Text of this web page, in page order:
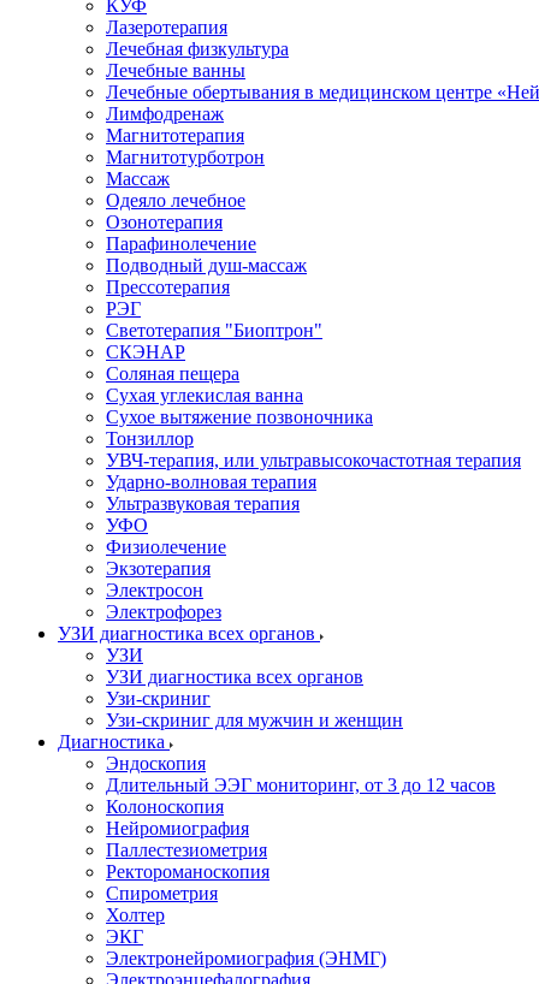
КУФ
Лазеротерапия
Лечебная физкультура
Лечебные ванны
Лечебные обертывания в медицинском центре
Лимфодренаж
Магнитотерапия
Магнитотурботрон
Массаж
Одеяло лечебное
Озонотерапия
Парафинолечение
Подводный душ-массаж
Прессотерапия
РЭГ
Светотерапия "Биоптрон"
СКЭНАР
Соляная пещера
Сухая углекислая ванна
Сухое вытяжение позвоночника
Тонзиллор
УВЧ-терапия, или ультравысокочастотная терапия
Ударно-волновая терапия
Ультразвуковая терапия
УФО
Физиолечение
Экзотерапия
Электросон
Электрофорез
УЗИ диагностика всех органов
УЗИ
УЗИ диагностика всех органов
Узи-скриниг
Узи-скриниг для мужчин и женщин
Диагностика
Эндоскопия
Длительный ЭЭГ мониторинг, от 3 до 12 часов
Колоноскопия
Нейромиография
Паллестезиометрия
Ректороманоскопия
Спирометрия
Холтер
ЭКГ
Электронейромиография (ЭНМГ)
Электроэнцефалография